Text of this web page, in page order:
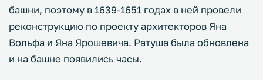
башни, поэтому в 1639-1651 годах в ней провели
реконструкцию по проекту архитекторов Яна
Вольфа и Яна Ярошевича. Ратуша была обновлена
и на башне появились часы.